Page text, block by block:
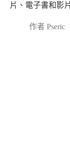
片、電子書和影
作者 Pseric